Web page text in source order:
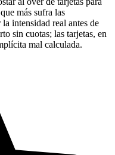
más sufra las
intensidad real antes de
sin cuotas; las tarjetas, en
mal calculada.